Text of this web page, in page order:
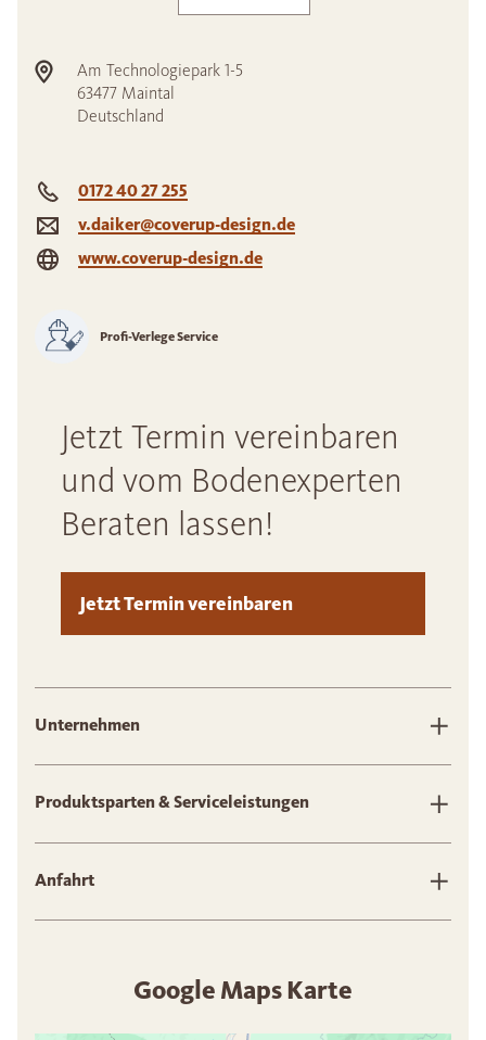
Am Technologiepark 1-5
63477 Maintal
Deutschland
0172 40 27 255
v.daiker@coverup-design.de
www.coverup-design.de
Profi-Verlege Service
Jetzt Termin vereinbaren
und vom Bodenexperten
Beraten lassen!
Jetzt Termin vereinbaren
Unternehmen
Produktsparten & Serviceleistungen
Anfahrt
Google Maps Karte